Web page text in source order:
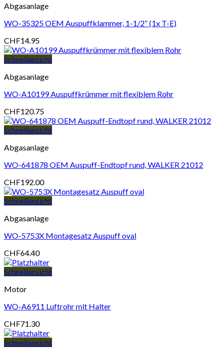
Abgasanlage
WO-35325 OEM Auspuffklammer, 1-1/2“ (1x T-E)
CHF14.95
Schnellansicht
Abgasanlage
WO-A10199 Auspuffkrümmer mit flexiblem Rohr
CHF120.75
Schnellansicht
Abgasanlage
WO-641878 OEM Auspuff-Endtopf rund, WALKER 21012
CHF192.00
Schnellansicht
Abgasanlage
WO-5753X Montagesatz Auspuff oval
CHF64.40
Schnellansicht
Motor
WO-A6911 Luftrohr mit Halter
CHF71.30
Schnellansicht